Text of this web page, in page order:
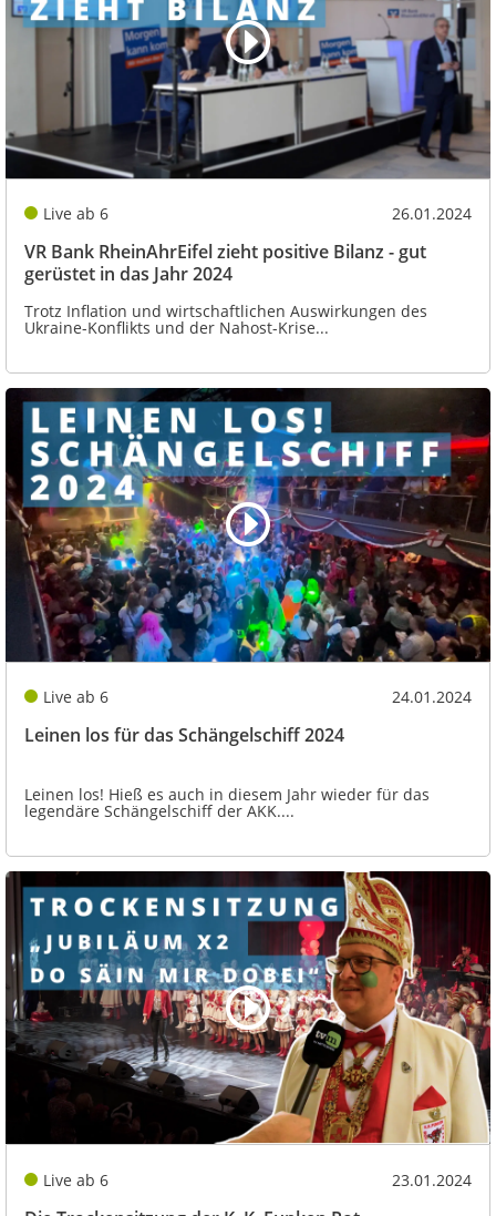
Live ab 6 26.01.2024
VR Bank RheinAhrEifel zieht positive Bilanz - gut
gerüstet in das Jahr 2024
Trotz Inflation und wirtschaftlichen Auswirkungen des
Ukraine-Konflikts und der Nahost-Krise...
Live ab 6 24.01.2024
Leinen los für das Schängelschiff 2024
Leinen los! Hieß es auch in diesem Jahr wieder für das
legendäre Schängelschiff der AKK....
Live ab 6 23.01.2024